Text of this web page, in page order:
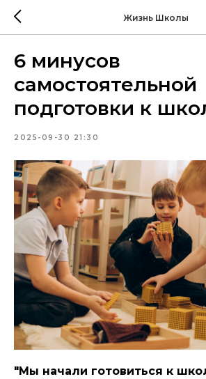
Жизнь Школы
6 минусов
самостоятельной
подготовки к
2025-09-30 21:30
"Мы начали готовиться к